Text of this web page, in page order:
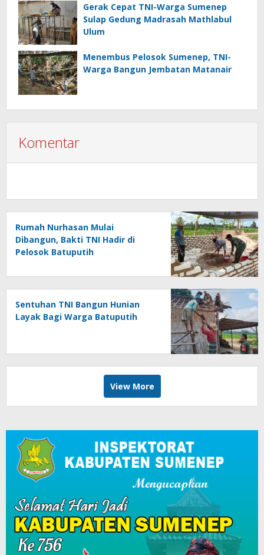
Gerak Cepat TNI-Warga Sumenep
Sulap Gedung Madrasah Mathlabul
Ulum
Menembus Pelosok Sumenep, TNI-
Warga Bangun Jembatan Matanair
Komentar
Rumah Nurhasan Mulai
Dibangun, Bakti TNI Hadir di
Pelosok Batuputih
Sentuhan TNI Bangun Hunian
Layak Bagi Warga Batuputih
View More